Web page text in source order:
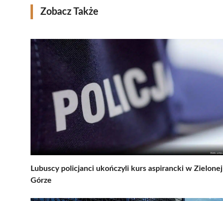
Zobacz Także
Lubuscy policjanci ukończyli kurs aspirancki w Zielonej
Górze